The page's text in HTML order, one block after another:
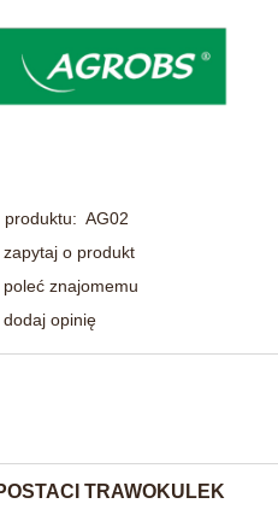
produktu: AG02
zapytaj o produkt
poleć znajomemu
dodaj opinię
TRAWOKULEK